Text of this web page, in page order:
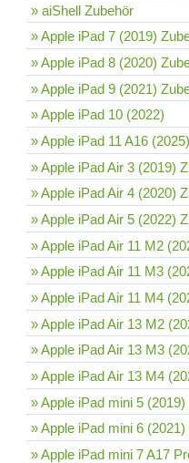
» aiShell Zubehör
» Apple iPad 7 (2019)
» Apple iPad 8 (2020)
» Apple iPad 9 (2021)
» Apple iPad 10 (2022)
» Apple iPad 11 A16 (2025)
» Apple iPad Air 3 (2019)
» Apple iPad Air 4 (2020)
» Apple iPad Air 5 (2022)
» Apple iPad Air 11 M2
» Apple iPad Air 11 M3
» Apple iPad Air 11 M4
» Apple iPad Air 13 M2
» Apple iPad Air 13 M3
» Apple iPad Air 13 M4
» Apple iPad mini 5 (2019)
» Apple iPad mini 6 (2021)
» Apple iPad mini 7 A17